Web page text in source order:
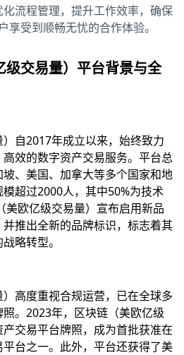
流程管理，提升工作效率，确保
享受到顺畅无忧的合作体验。
级交易量）平台背景与全
自2017年成立以来，始终致力
效的数字资产交易服务。平台总
、美国、加拿大等多个国家和地
超过2000人，其中50%为技术
美欧亿级交易量）宣布启用新品
推出全新的品牌标识，标志着其
略转型。
高度重视合规运营，已在全球多
。2023年，区块链（美欧亿级
交易平台牌照，成为首批获准在
台之一。此外，平台还获得了美